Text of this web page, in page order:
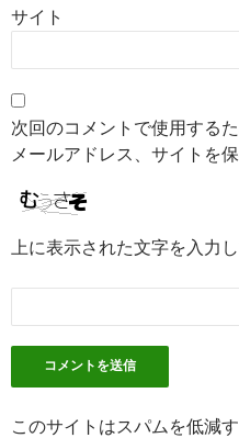
サイト
次回のコメントで使用する
メールアドレス、サイトを保
上に表示された文字を入力
このサイトはスパムを低減